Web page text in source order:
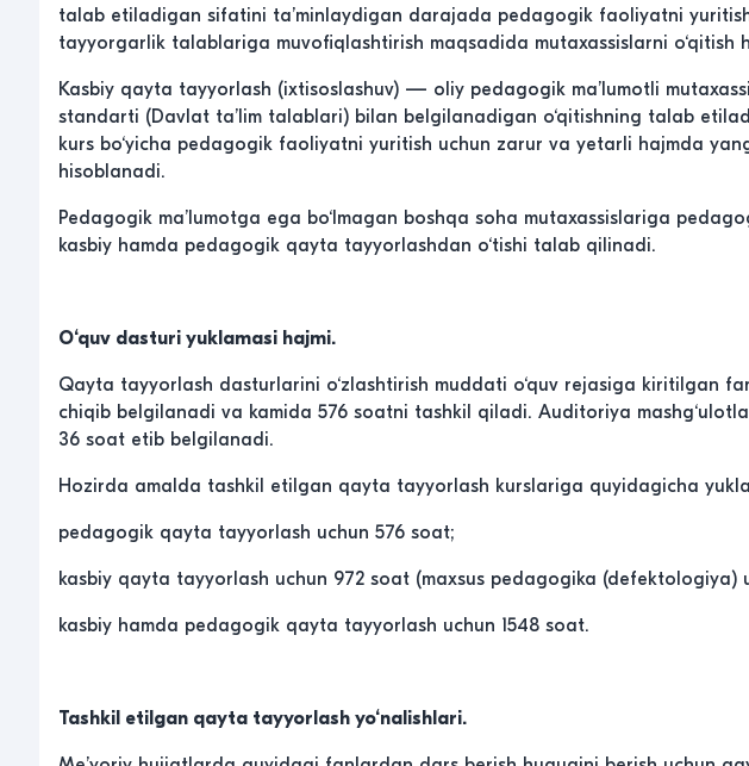
talab etiladigan sifatini ta’minlaydigan darajada pedagogik faoliyatni
tayyorgarlik talablariga muvofiqlashtirish maqsadida mutaxassislarni o‘qitish
Kasbiy qayta tayyorlash (ixtisoslashuv) — oliy pedagogik ma’lumotli
standarti (Davlat ta’lim talablari) bilan belgilanadigan o‘qitishning talab
kurs bo‘yicha pedagogik faoliyatni yuritish uchun zarur va yetarli hajmda
hisoblanadi.
Pedagogik ma’lumotga ega bo‘lmagan boshqa soha mutaxassislariga
kasbiy hamda pedagogik qayta tayyorlashdan o‘tishi talab qilinadi.
O‘quv dasturi yuklamasi hajmi.
Qayta tayyorlash dasturlarini o‘zlashtirish muddati o‘quv rejasiga kiritilgan
chiqib belgilanadi va kamida 576 soatni tashkil qiladi. Auditoriya
36 soat etib belgilanadi.
Hozirda amalda tashkil etilgan qayta tayyorlash kurslariga quyidagicha
pedagogik qayta tayyorlash uchun 576 soat;
kasbiy qayta tayyorlash uchun 972 soat (maxsus pedagogika (defektologiya)
kasbiy hamda pedagogik qayta tayyorlash uchun 1548 soat.
Tashkil etilgan qayta tayyorlash yo‘nalishlari.